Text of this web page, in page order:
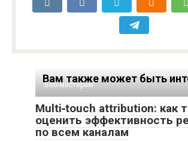
Вам также может быть
Веб-мастерам
Multi‑touch attribution: как
оценить эффективность
по всем каналам